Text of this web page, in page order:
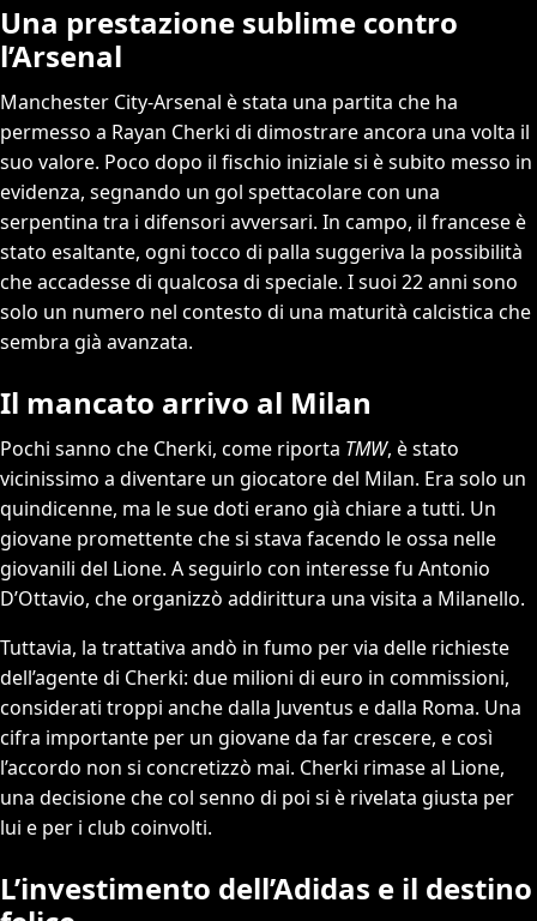
Una prestazione sublime contro
l’Arsenal
Manchester City-Arsenal è stata una partita che ha
permesso a Rayan Cherki di dimostrare ancora una volta il
suo valore. Poco dopo il fischio iniziale si è subito messo in
evidenza, segnando un gol spettacolare con una
serpentina tra i difensori avversari. In campo, il francese è
stato esaltante, ogni tocco di palla suggeriva la possibilità
che accadesse di qualcosa di speciale. I suoi 22 anni sono
solo un numero nel contesto di una maturità calcistica che
sembra già avanzata.
Il mancato arrivo al Milan
Pochi sanno che Cherki, come riporta TMW, è stato
vicinissimo a diventare un giocatore del Milan. Era solo un
quindicenne, ma le sue doti erano già chiare a tutti. Un
giovane promettente che si stava facendo le ossa nelle
giovanili del Lione. A seguirlo con interesse fu Antonio
D’Ottavio, che organizzò addirittura una visita a Milanello.
Tuttavia, la trattativa andò in fumo per via delle richieste
dell’agente di Cherki: due milioni di euro in commissioni,
considerati troppi anche dalla Juventus e dalla Roma. Una
cifra importante per un giovane da far crescere, e così
l’accordo non si concretizzò mai. Cherki rimase al Lione,
una decisione che col senno di poi si è rivelata giusta per
lui e per i club coinvolti.
L’investimento dell’Adidas e il destino